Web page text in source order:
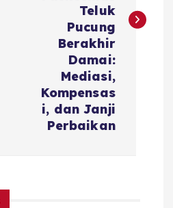
Teluk
Pucung
Berakhir
Damai:
Mediasi,
Kompensas
i, dan Janji
Perbaikan